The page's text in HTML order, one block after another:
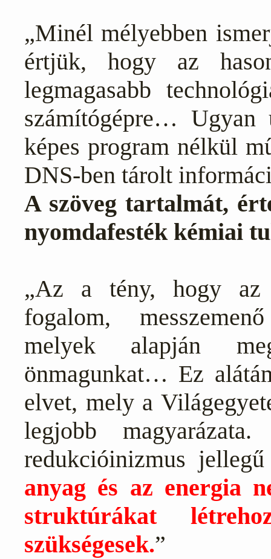
„Minél mélyebben
értjük, hogy az
legmagasabb
számítógépre… Ugyan
képes program nélkül
DNS-ben tárolt
A szöveg tartalmát,
nyomdafesték kémiai
„Az a tény, hogy az
fogalom,
melyek alapján
önmagunkat… Ez
elvet, mely a
legjobb
redukcióinizmus
anyag és az energia
struktúrákat
szükségesek.”